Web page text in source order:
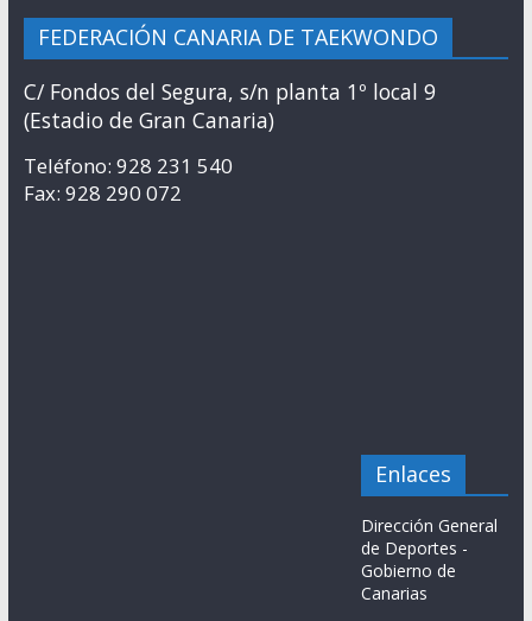
FEDERACIÓN CANARIA DE TAEKWONDO
C/ Fondos del Segura, s/n planta 1º local 9
(Estadio de Gran Canaria)
Teléfono: 928 231 540
Fax: 928 290 072
Enlaces
Dirección General
de Deportes -
Gobierno de
Canarias